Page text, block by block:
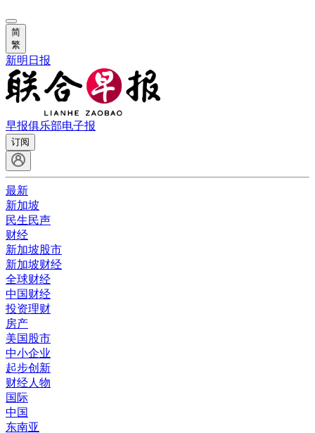
简
繁
新明日报
早报俱乐部电子报
订阅
最新
新加坡
民生民声
财经
新加坡股市
新加坡财经
全球财经
中国财经
投资理财
房产
美国股市
中小企业
起步创新
财经人物
国际
中国
东南亚